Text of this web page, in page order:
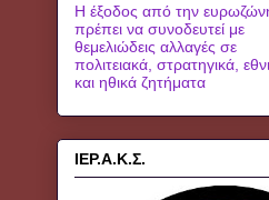
Η έξοδος από την
πρέπει να συνοδευτεί με
θεμελιώδεις αλλαγές σε
πολιτειακά, στρατηγικά,
και ηθικά ζητήματα
ΙΕΡ.Α.Κ.Σ.